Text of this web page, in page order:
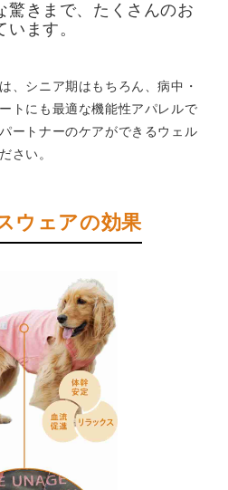
驚きまで、たくさんのお
ます。
、シニア期はもちろん、病中・
トにも最適な機能性アパレルで
ートナーのケアができるウェル
さい。
ウェアの効果